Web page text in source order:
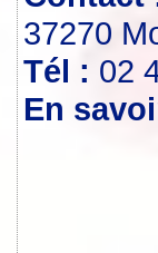
37270
Tél : 02
En